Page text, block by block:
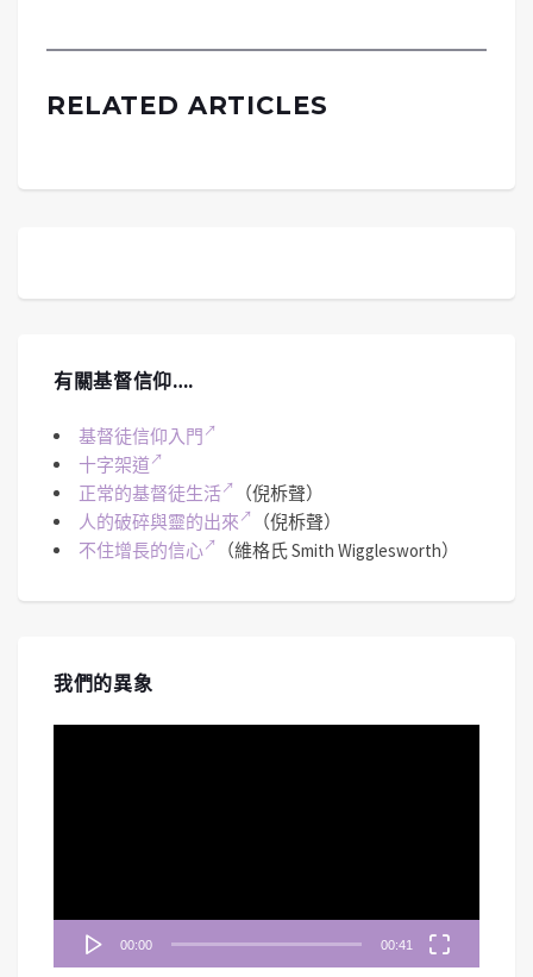
RELATED ARTICLES
有關基督信仰….
基督徒信仰入門
十字架道
正常的基督徒生活
（倪柝聲）
人的破碎與靈的出來
（倪柝聲）
不住增長的信心
（維格氏 Smith Wigglesworth）
我們的異象
00:00 00:41